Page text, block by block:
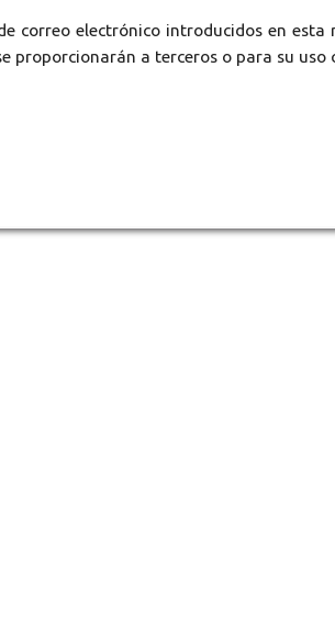
correo electrónico introducidos en
proporcionarán a terceros o para su uso